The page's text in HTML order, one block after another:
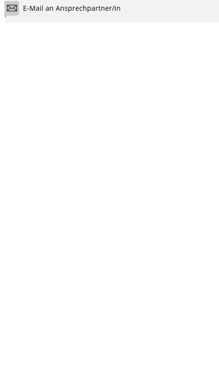
E-Mail an Ansprechpartner/in